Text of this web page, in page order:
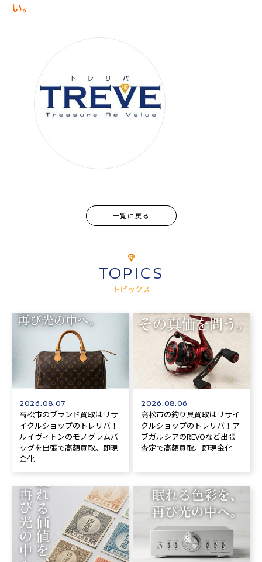
い。
一覧に戻る
TOPICS
トピックス
2026.08.07
高松市のブランド買取はリサ
イクルショップのトレリバ！
ルイヴィトンのモノグラムバ
ッグを出張で高額買取。即現
金化
2026.08.06
高松市の釣り具買取はリサイ
クルショップのトレリバ！ア
ブガルシアのREVOなど出張
査定で高額買取。即現金化